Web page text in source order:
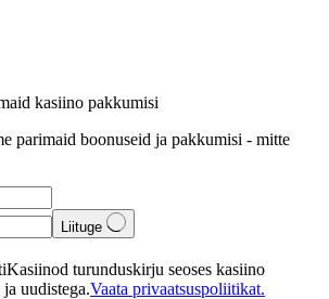
kasiino pakkumisi
parimaid boonuseid ja pakkumisi - mitte
Liituge
turunduskirju seoses kasiino
uudistega.Vaata privaatsuspoliitikat.